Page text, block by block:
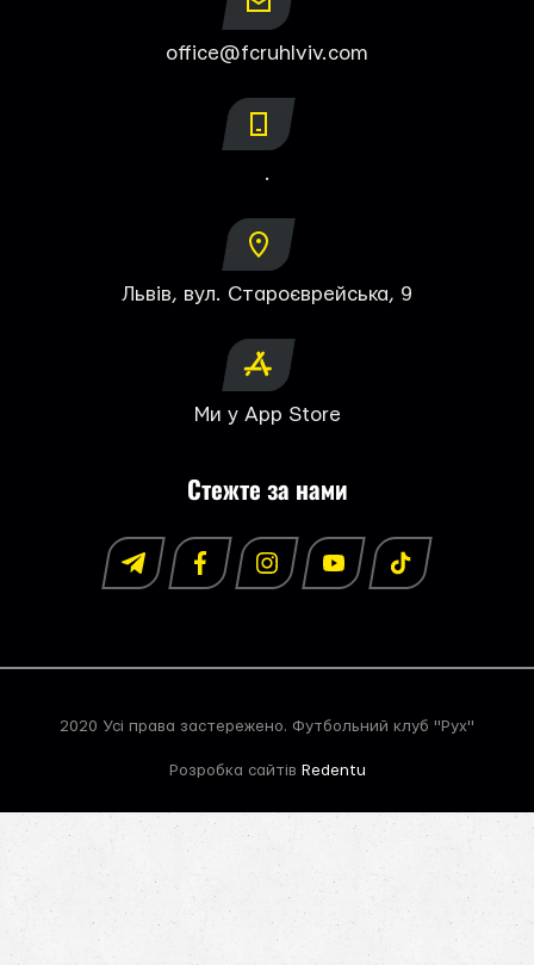
office@fcruhlviv.com
.
Львів, вул. Староєврейська, 9
Ми у App Store
Стежте за нами
2020 Усі права застережено. Футбольний клуб "Рух"
Розробка сайтів Redentu